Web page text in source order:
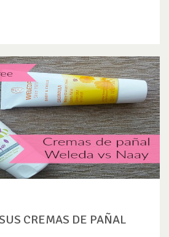
CREMAS DE PAÑAL